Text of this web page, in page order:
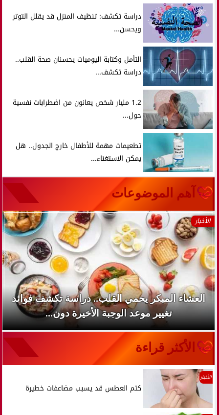
دراسة تكشف: تنظيف المنزل قد يقلل التوتر
ويحسن...
التأمل وكتابة اليوميات يحسنان صحة القلب..
دراسة تكشف...
1.2 مليار شخص يعانون من اضطرابات نفسية
حول...
تطعيمات مهمة للأطفال خارج الجدول.. هل
يمكن الاستغناء...
آهم الموضوعات
الأخبار
العشاء المبكر يحمي القلب.. دراسة تكشف فوائد
تغيير موعد الوجبة الأخيرة دون...
الأكثر قراءة
الأخبار
كتم العطس قد يسبب مضاعفات خطيرة